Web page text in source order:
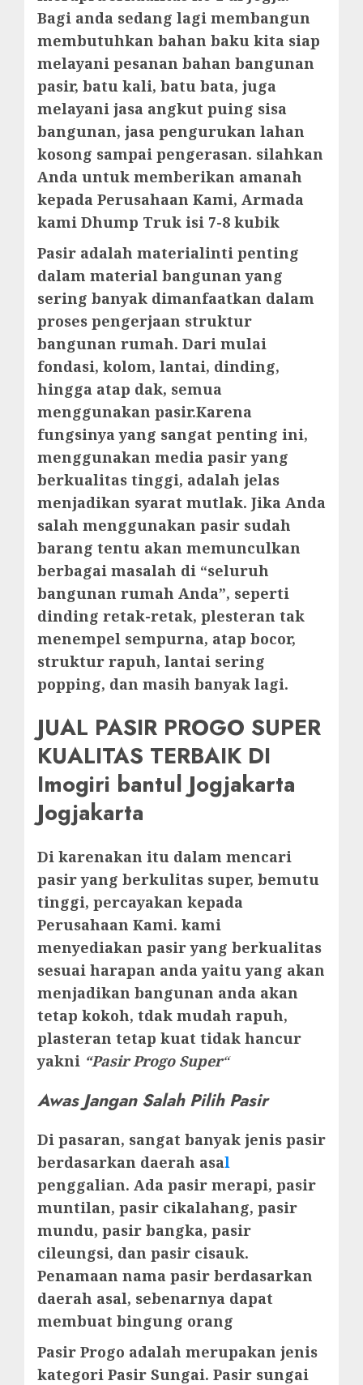
Bagi anda sedang lagi membangun
membutuhkan bahan baku kita siap
melayani pesanan bahan bangunan
pasir, batu kali, batu bata, juga
melayani jasa angkut puing sisa
bangunan, jasa pengurukan lahan
kosong sampai pengerasan. silahkan
Anda untuk memberikan amanah
kepada Perusahaan Kami, Armada
kami Dhump Truk isi 7-8 kubik
Pasir adalah materialinti penting
dalam material bangunan yang
sering banyak dimanfaatkan dalam
proses pengerjaan struktur
bangunan rumah. Dari mulai
fondasi, kolom, lantai, dinding,
hingga atap dak, semua
menggunakan pasir.Karena
fungsinya yang sangat penting ini,
menggunakan media pasir yang
berkualitas tinggi, adalah jelas
menjadikan syarat mutlak. Jika Anda
salah menggunakan pasir sudah
barang tentu akan memunculkan
berbagai masalah di “seluruh
bangunan rumah Anda”, seperti
dinding retak-retak, plesteran tak
menempel sempurna, atap bocor,
struktur rapuh, lantai sering
popping, dan masih banyak lagi.
JUAL PASIR PROGO SUPER
KUALITAS TERBAIK DI
Imogiri bantul Jogjakarta
Jogjakarta
Di karenakan itu dalam mencari
pasir yang berkulitas super, bemutu
tinggi, percayakan kepada
Perusahaan Kami. kami
menyediakan pasir yang berkualitas
sesuai harapan anda yaitu yang akan
menjadikan bangunan anda akan
tetap kokoh, tdak mudah rapuh,
plasteran tetap kuat tidak hancur
yakni “Pasir Progo Super“
Awas Jangan Salah Pilih Pasir
Di pasaran, sangat banyak jenis pasir
berdasarkan daerah asal
penggalian. Ada pasir merapi, pasir
muntilan, pasir cikalahang, pasir
mundu, pasir bangka, pasir
cileungsi, dan pasir cisauk.
Penamaan nama pasir berdasarkan
daerah asal, sebenarnya dapat
membuat bingung orang
Pasir Progo adalah merupakan jenis
kategori Pasir Sungai. Pasir sungai